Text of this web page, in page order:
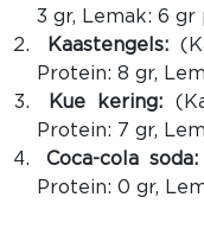
3 gr, Lemak: 6
Kaastengels:
Protein: 8 gr,
Kue kering:
Protein: 7 gr,
Coca-cola soda:
Protein: 0 gr,